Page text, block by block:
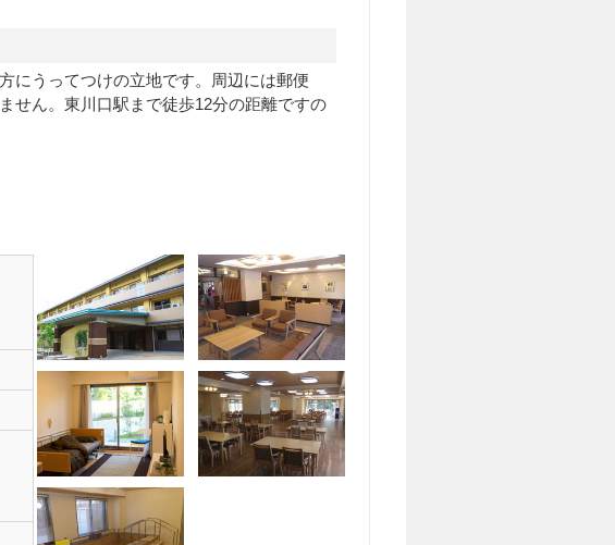
にうってつけの立地です。周辺には郵便
せん。東川口駅まで徒歩12分の距離ですの